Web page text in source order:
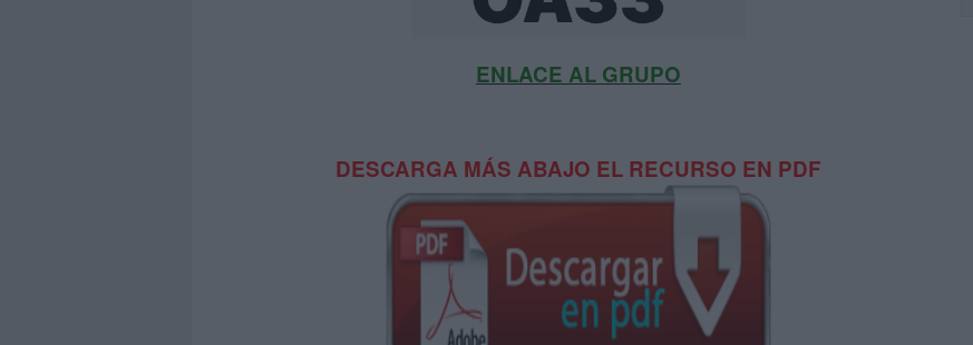
ENLACE AL GRUPO
DESCARGA MÁS ABAJO EL RECURSO EN PDF